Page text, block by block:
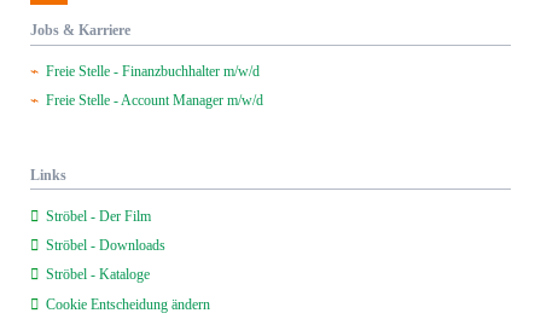
Jobs & Karriere
Freie Stelle - Finanzbuchhalter m/w/d
Freie Stelle - Account Manager m/w/d
Links
Ströbel - Der Film
Ströbel - Downloads
Ströbel - Kataloge
Cookie Entscheidung ändern